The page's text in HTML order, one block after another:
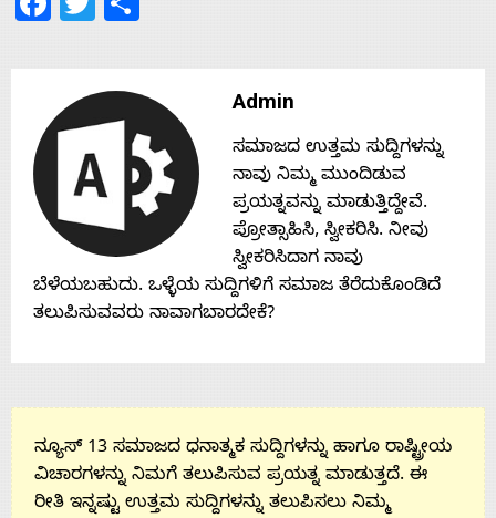
Contact
Us
Admin
ಸಮಾಜದ ಉತ್ತಮ ಸುದ್ದಿಗಳನ್ನು
ನಾವು ನಿಮ್ಮ ಮುಂದಿಡುವ
ಪ್ರಯತ್ನವನ್ನು ಮಾಡುತ್ತಿದ್ದೇವೆ.
ಪ್ರೋತ್ಸಾಹಿಸಿ, ಸ್ವೀಕರಿಸಿ. ನೀವು
ಸ್ವೀಕರಿಸಿದಾಗ ನಾವು
ಬೆಳೆಯಬಹುದು. ಒಳ್ಳೆಯ ಸುದ್ದಿಗಳಿಗೆ ಸಮಾಜ ತೆರೆದುಕೊಂಡಿದೆ
ತಲುಪಿಸುವವರು ನಾವಾಗಬಾರದೇಕೆ?
ನ್ಯೂಸ್ 13 ಸಮಾಜದ ಧನಾತ್ಮಕ ಸುದ್ದಿಗಳನ್ನು ಹಾಗೂ ರಾಷ್ಟ್ರೀಯ
ವಿಚಾರಗಳನ್ನು ನಿಮಗೆ ತಲುಪಿಸುವ ಪ್ರಯತ್ನ ಮಾಡುತ್ತದೆ. ಈ
ರೀತಿ ಇನ್ನಷ್ಟು ಉತ್ತಮ ಸುದ್ದಿಗಳನ್ನು ತಲುಪಿಸಲು ನಿಮ್ಮ